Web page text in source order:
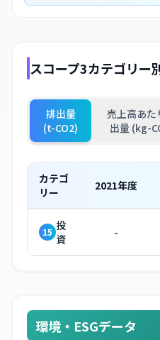
スコープ3カテゴリー
排出量
(t-CO2)
売上高あた
出量 (kg-
カテゴ
リー
2021年度
15 投
資
-
環境・ESGデータ